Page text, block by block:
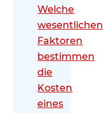
Welche
wesentlichen
Faktoren
bestimmen
die
Kosten
eines